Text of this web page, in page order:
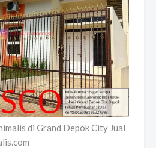
di Grand Depok City Jual